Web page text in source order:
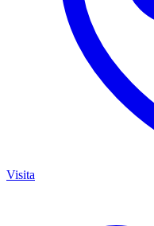
Visita